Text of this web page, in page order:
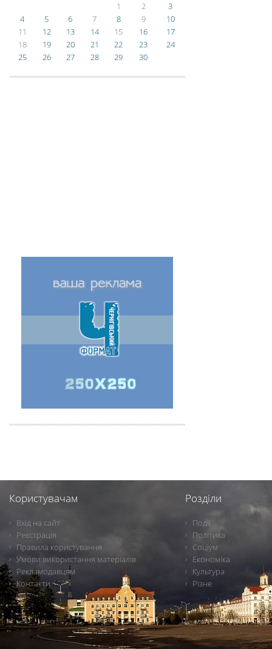
1
2
3
4
5 6 7 8 9
10
11
12 13 14 15 16
17
18
19 20 21 22 23
24
25
26 27 28 29 30
Користувачам
Вхід на сайт
Реєстрація
Правила користування
Умови використання матеріалів
Рекламодавцям
Контакти
Розділи
Події
Політика
Соціум
Економіка
Культура
Різне